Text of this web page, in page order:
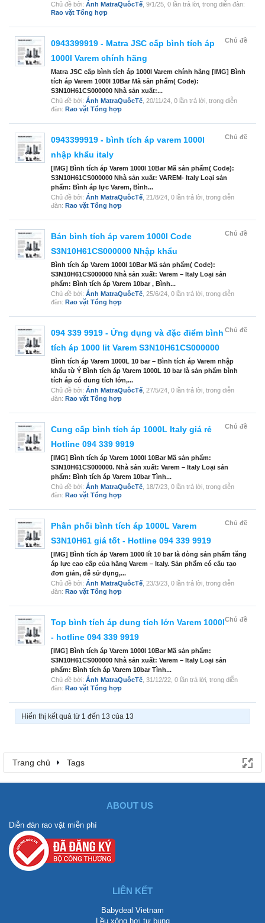
Chủ đề bởi: Ánh MatraQuôcTế 9/1/25 , 0 lần trả lời, trong diễn đàn:
Rao vặt Tổng hợp
Chủ đề
0943399919 - Matra JSC cấp bình tích áp
1000l Varem chính hãng
Matra JSC cấp bình tích áp 1000l Varem chính hãng [IMG] Bình
tích áp Varem 1000l 10Bar Mã sản phẩm( Code):
S3N10H61CS000000 Nhà sản xuất:...
Chủ đề bởi: Ánh MatraQuôcTế 20/11/24 , 0 lần trả lời, trong diễn
đàn: Rao vặt Tổng hợp
Chủ đề
0943399919 - bình tích áp varem 1000l
nhập khẩu italy
[IMG] Bình tích áp Varem 1000l 10Bar Mã sản phẩm( Code):
S3N10H61CS000000 Nhà sản xuất: VAREM- Italy Loại sản
phẩm: Bình áp lực Varem, Bình...
Chủ đề bởi: Ánh MatraQuôcTế 21/8/24 , 0 lần trả lời, trong diễn
đàn: Rao vặt Tổng hợp
Chủ đề
Bán bình tích áp varem 1000l Code
S3N10H61CS000000 Nhập khẩu
Bình tích áp Varem 1000l 10Bar Mã sản phẩm( Code):
S3N10H61CS000000 Nhà sản xuất: Varem – Italy Loại sản
phẩm: Bình tích áp Varem 10bar , Bình...
Chủ đề bởi: Ánh MatraQuôcTế 25/6/24 , 0 lần trả lời, trong diễn
đàn: Rao vặt Tổng hợp
Chủ đề
094 339 9919 - Ứng dụng và đặc điểm bình
tích áp 1000 lit Varem S3N10H61CS000000
Bình tích áp Varem 1000L 10 bar – Bình tích áp Varem nhập
khẩu từ Ý Bình tích áp Varem 1000L 10 bar là sản phẩm bình
tích áp có dung tích lớn,...
Chủ đề bởi: Ánh MatraQuôcTế 27/5/24 , 0 lần trả lời, trong diễn
đàn: Rao vặt Tổng hợp
Chủ đề
Cung cấp bình tích áp 1000L Italy giá rẻ
Hotline 094 339 9919
[IMG] Bình tích áp Varem 1000l 10Bar Mã sản phẩm:
S3N10H61CS000000. Nhà sản xuất: Varem – Italy Loại sản
phẩm: Bình tích áp Varem 10bar Tình...
Chủ đề bởi: Ánh MatraQuôcTế 18/7/23 , 0 lần trả lời, trong diễn
đàn: Rao vặt Tổng hợp
Chủ đề
Phân phối bình tích áp 1000L Varem
S3N10H61 giá tốt - Hotline 094 339 9919
[IMG] Bình tích áp Varem 1000 lít 10 bar là dòng sản phẩm tăng
áp lực cao cấp của hãng Varem – Italy. Sản phẩm có cấu tạo
đơn giản, dễ sử dụng,...
Chủ đề bởi: Ánh MatraQuôcTế 23/3/23 , 0 lần trả lời, trong diễn
đàn: Rao vặt Tổng hợp
Chủ đề
Top bình tích áp dung tích lớn Varem 1000l
- hotline 094 339 9919
[IMG] Bình tích áp Varem 1000l 10Bar Mã sản phẩm:
S3N10H61CS000000 Nhà sản xuất: Varem – Italy Loại sản
phẩm: Bình tích áp Varem 10bar Tình...
Chủ đề bởi: Ánh MatraQuôcTế 31/12/22 , 0 lần trả lời, trong diễn
đàn: Rao vặt Tổng hợp
Hiển thị kết quả từ 1 đến 13 của 13
Trang chủ Tags
ABOUT US
Diễn đàn rao vặt miễn phí
LIÊN KẾT
Babydeal Vietnam
Lều xông hơi tự bung